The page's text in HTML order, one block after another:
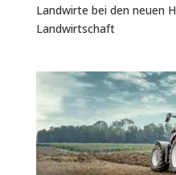
Landwirte bei den neuen
Landwirtschaft